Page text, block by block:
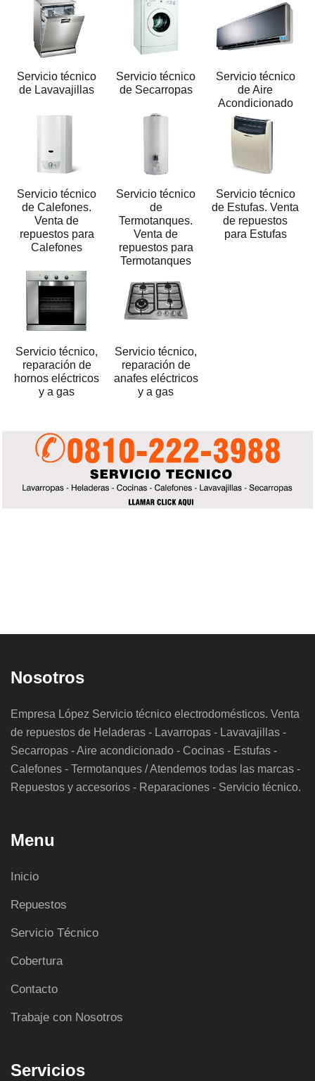
Servicio técnico
de Lavavajillas
Servicio técnico
de Secarropas
Servicio técnico
de Aire
Acondicionado
Servicio técnico
de Calefones.
Venta de
repuestos para
Calefones
Servicio técnico
de
Termotanques.
Venta de
repuestos para
Termotanques
Servicio técnico
de Estufas. Venta
de repuestos
para Estufas
Servicio técnico,
reparación de
hornos eléctricos
y a gas
Servicio técnico,
reparación de
anafes eléctricos
y a gas
Nosotros
Empresa López Servicio técnico electrodomésticos. Venta
de repuestos de Heladeras - Lavarropas - Lavavajillas -
Secarropas - Aire acondicionado - Cocinas - Estufas -
Calefones - Termotanques / Atendemos todas las marcas -
Repuestos y accesorios - Reparaciones - Servicio técnico.
Menu
Inicio
Repuestos
Servicio Técnico
Cobertura
Contacto
Trabaje con Nosotros
Servicios